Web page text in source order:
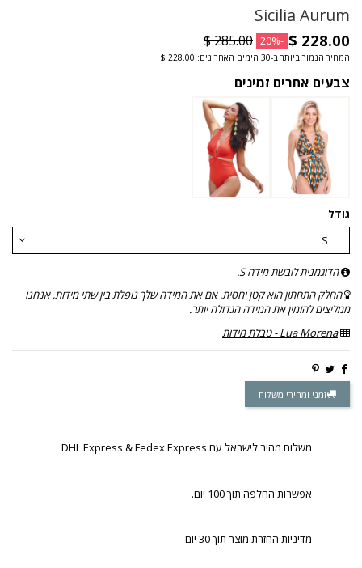
Sicilia Aurum
-20%
המחיר הנמוך ביותר ב-30 הימים האחרונים: ‏228.00 $
צבעים אחרים זמינים
גודל
הדוגמנית לובשת מידה S.
החלק התחתון הוא קטן יחסית. אם את המידה שלך נופלת בין שתי מידות, אנחנו
ממליצים להזמין את המידה הגדולה יותר.
Lua Morena - טבלת מידות
זמני ומחירי משלוח
משלוח מהיר לישראל עם DHL Express & Fedex Express
אפשרות החלפה תוך 100 יום.
מדיניות החזרת מוצר תוך 30 יום